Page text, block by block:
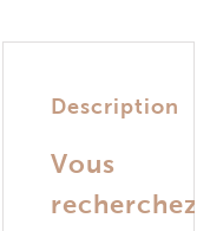
Description
Vous
recherchez